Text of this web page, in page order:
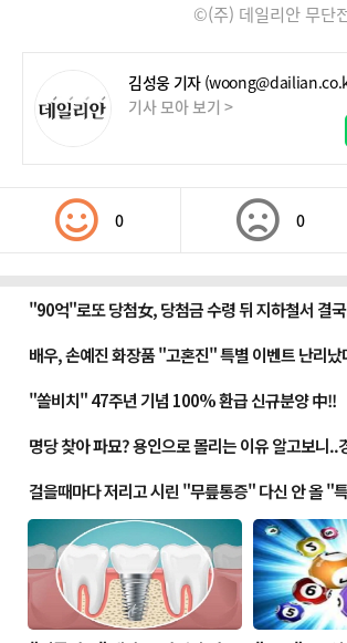
©(주) 데일리안 무단
김성웅 기자
기사 모아 보기 >
0 0